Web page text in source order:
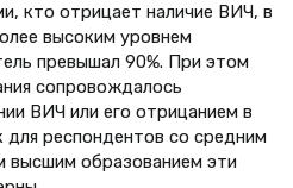
кто отрицает наличие ВИЧ, в
высоким уровнем
превышал 90%. При этом
сопровождалось
ВИЧ или его отрицанием в
для респондентов со средним
высшим образованием эти